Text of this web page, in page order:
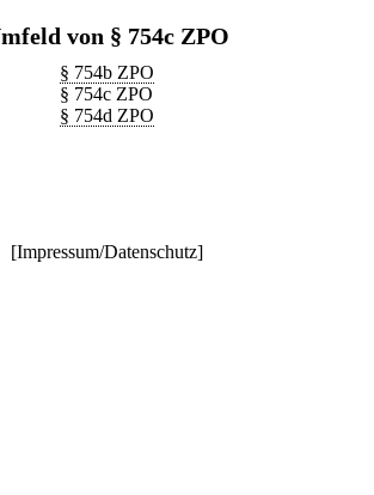
von § 754c ZPO
§ 754b ZPO
§ 754c ZPO
§ 754d ZPO
[Impressum/Datenschutz]